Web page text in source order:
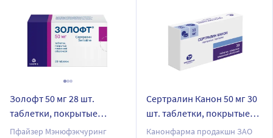
Золофт 50 мг 28 шт.
таблетки, покрытые
пленочной оболочкой
Пфайзер Мэнюфэкчуринг
Сертралин Канон 50 мг 30
шт. таблетки, покрытые
пленочной оболочкой
Канонфарма продакшн ЗАО